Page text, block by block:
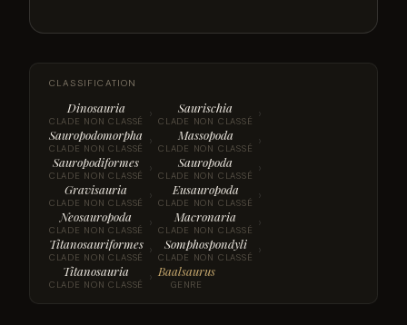
CLASSIFICATION
Dinosauria
CLADE NON CLASSÉ › Saurischia
CLADE NON CLASSÉ ›
Sauropodomorpha
CLADE NON CLASSÉ › Massopoda
CLADE NON CLASSÉ ›
Sauropodiformes
CLADE NON CLASSÉ › Sauropoda
CLADE NON CLASSÉ ›
Gravisauria
CLADE NON CLASSÉ › Eusauropoda
CLADE NON CLASSÉ ›
Neosauropoda
CLADE NON CLASSÉ › Macronaria
CLADE NON CLASSÉ ›
Titanosauriformes
CLADE NON CLASSÉ › Somphospondyli
CLADE NON CLASSÉ ›
Titanosauria
CLADE NON CLASSÉ › Baalsaurus
GENRE